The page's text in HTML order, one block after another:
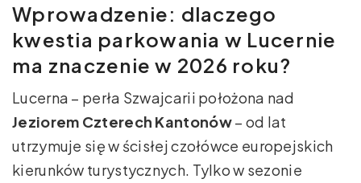
Wprowadzenie: dlaczego
kwestia parkowania w Lucernie
ma znaczenie w 2026 roku?
Lucerna – perła Szwajcarii położona nad
Jeziorem Czterech Kantonów– od lat
utrzymuje się w ścisłej czołówce europejskich
kierunków turystycznych. Tylko w sezonie